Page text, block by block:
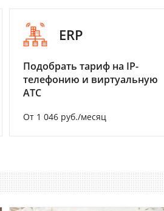
ERP
Подобрать тариф на IP-
телефонию и виртуальную
АТС
От 1 046 руб./месяц